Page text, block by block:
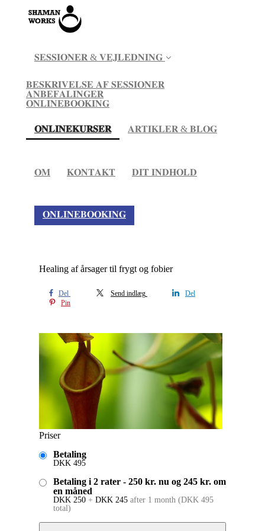
𝐒𝐄𝐒𝐒𝐈𝐎𝐍𝐄𝐑 & 𝐕𝐄𝐉𝐋𝐄𝐃𝐍𝐈𝐍𝐆
𝐁𝐄𝐒𝐊𝐑𝐈𝐕𝐄𝐋𝐒𝐄 𝐀𝐅 𝐒𝐄𝐒𝐒𝐈𝐎𝐍𝐄𝐑
𝐀𝐍𝐁𝐄𝐅𝐀𝐋𝐈𝐍𝐆𝐄𝐑
𝐎𝐍𝐋𝐈𝐍𝐄𝐁𝐎𝐎𝐊𝐈𝐍𝐆
𝐎𝐍𝐋𝐈𝐍𝐄𝐊𝐔𝐑𝐒𝐄𝐑(current)𝐀𝐑𝐓𝐈𝐊𝐋𝐄𝐑 & 𝐁𝐋𝐎𝐆
𝐎𝐌 𝐊𝐎𝐍𝐓𝐀𝐊𝐓 𝐃𝐈𝐓 𝐈𝐍𝐃𝐇𝐎𝐋𝐃
𝐎𝐍𝐋𝐈𝐍𝐄𝐁𝐎𝐎𝐊𝐈𝐍𝐆
Healing af årsager til frygt og fobier
Del Send indlæg
Del
Pin
Priser
Betaling
DKK 495
Betaling i 2 rater - 250 kr. nu og 245 kr. om
en måned
DKK 250 + DKK 245 after 1 month (DKK 495
total)